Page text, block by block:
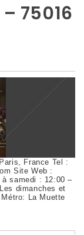
– 75016
France Tel :
Site Web :
à samedi : 12:00 –
dimanches et
La Muette